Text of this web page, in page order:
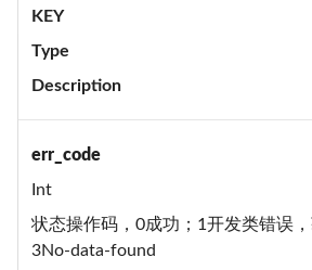
KEY
Type
Description
err_code
Int
状态操作码，0成功；1开发类错误
3No-data-found